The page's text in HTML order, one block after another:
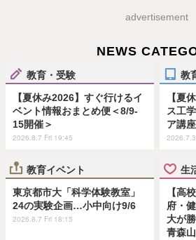
advertisement
NEWS
教育・受験
【夏休み2026】すぐ行けるイ
ベント情報おまとめ便＜8/9-
15開催＞
2026.8.7 Fri 19:45
教
【夏
ス工
ア講
教育イベント
東京都市大「科学体験教室」
24の実験企画…小中向け9/6
2026.8.7 Fri 18:15
生
【高
府・
大が
青森